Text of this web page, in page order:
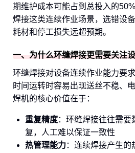
期维护成本可能占到总投入的
焊接这类连续作业场景，选错设
耗材和停工损失远超预期。
一、为什么环缝焊接更需要关注设
环缝焊接对设备连续作业能力要
时间运转时容易出现送丝不稳、
焊机的核心价值在于：
重复精度：环缝焊接往往需
复，人工难以保证一致性
热管理能力：连续焊接产生